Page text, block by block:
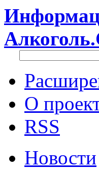
О
RSS
Новости